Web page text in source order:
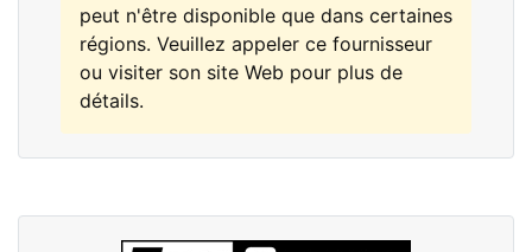
peut n'être disponible que dans certaines
régions. Veuillez appeler ce fournisseur
ou visiter son site Web pour plus de
détails.